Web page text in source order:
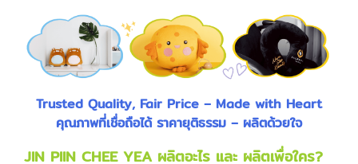
Trusted Quality, Fair Price – Made with Heart
คุณภาพที่เชื่อถือได้ ราคายุติธรรม – ผลิตด้วยใจ
JIN PIIN CHEE YEA ผลิตอะไร และ ผลิตเพื่อใคร?